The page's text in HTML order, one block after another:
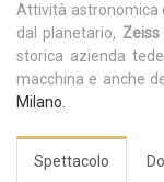
Attività astronomica
dal planetario, Zeiss
storica azienda
macchina e anche
Milano.
Spettacolo